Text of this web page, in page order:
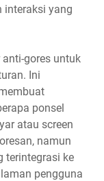
interaksi yang
gores untuk
Ini
ponsel
atau screen
namun
terintegrasi ke
pengguna